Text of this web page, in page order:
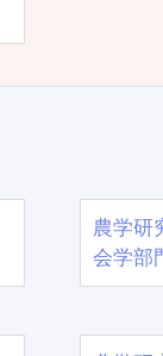
農学
会学部